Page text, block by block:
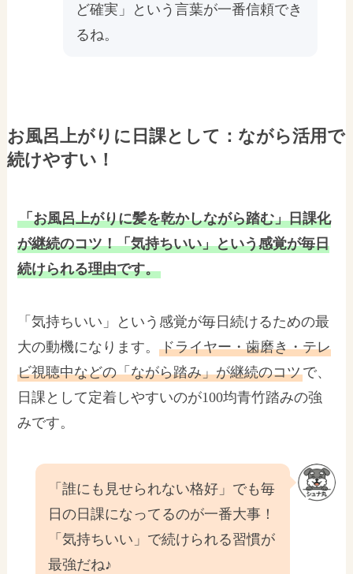
ど確実」という言葉が一番信頼でき
るね。
お風呂上がりに日課として：ながら活用で
続けやすい！
「お風呂上がりに髪を乾かしながら踏む」日課化
が継続のコツ！「気持ちいい」という感覚が毎日
続けられる理由です。
「気持ちいい」という感覚が毎日続けるための最
大の動機になります。ドライヤー・歯磨き・テレ
ビ視聴中などの「ながら踏み」が継続のコツで、
日課として定着しやすいのが100均青竹踏みの強
みです。
「誰にも見せられない格好」でも毎
日の日課になってるのが一番大事！
「気持ちいい」で続けられる習慣が
最強だね♪